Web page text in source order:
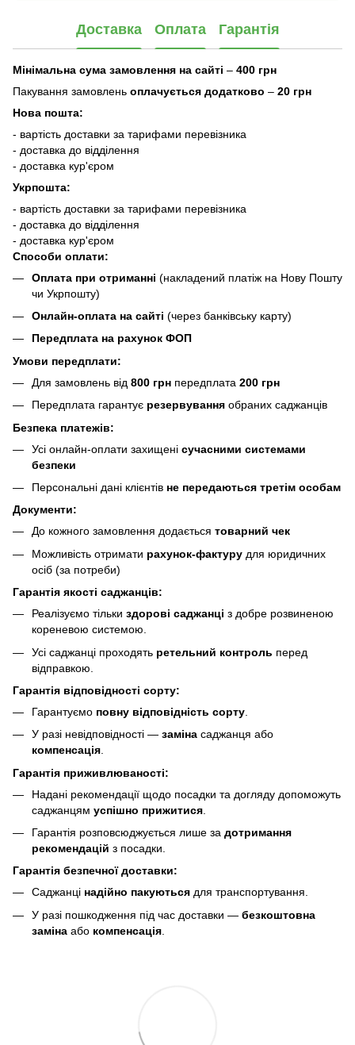
Доставка Оплата Гарантія
Мінімальна сума замовлення на сайті – 400 грн
Пакування замовлень оплачується додатково – 20 грн
Нова пошта:
- вартість доставки за тарифами перевізника
- доставка до відділення
- доставка кур'єром
Укрпошта:
- вартість доставки за тарифами перевізника
- доставка до відділення
- доставка кур'єром
Способи оплати:
Оплата при отриманні (накладений платіж на Нову Пошту
чи Укрпошту)
Онлайн-оплата на сайті (через банківську карту)
Передплата на рахунок ФОП
Умови передплати:
Для замовлень від 800 грн передплата 200 грн
Передплата гарантує резервування обраних саджанців
Безпека платежів:
Усі онлайн-оплати захищені сучасними системами
безпеки
Персональні дані клієнтів не передаються третім особам
Документи:
До кожного замовлення додається товарний чек
Можливість отримати рахунок-фактуру для юридичних
осіб (за потреби)
Гарантія якості саджанців:
Реалізуємо тільки здорові саджанці з добре розвиненою
кореневою системою.
Усі саджанці проходять ретельний контроль перед
відправкою.
Гарантія відповідності сорту:
Гарантуємо повну відповідність сорту
У разі невідповідності — заміна саджанця або
компенсація.
Гарантія приживлюваності:
Надані рекомендації щодо посадки та догляду допоможуть
саджанцям успішно прижитися
Гарантія розповсюджується лише за дотримання
рекомендацій з посадки.
Гарантія безпечної доставки:
Саджанці надійно пакуються для транспортування.
У разі пошкодження під час доставки — безкоштовна
заміна або компенсація